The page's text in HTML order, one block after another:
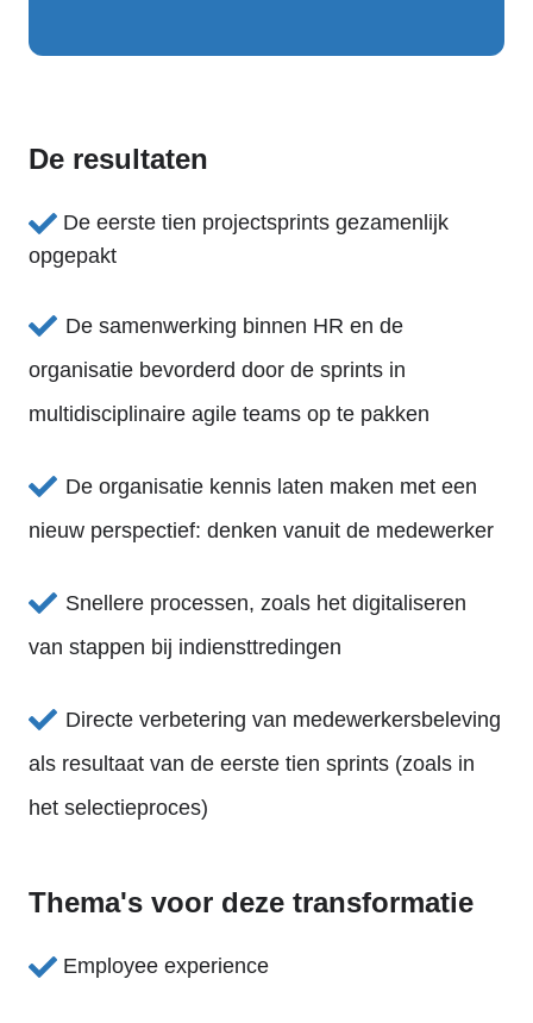
De resultaten
De eerste tien projectsprints gezamenlijk
opgepakt
De samenwerking binnen HR en de
organisatie bevorderd door de sprints in
multidisciplinaire agile teams op te pakken
De organisatie kennis laten maken met een
nieuw perspectief: denken vanuit de medewerker
Snellere processen, zoals het digitaliseren
van stappen bij indiensttredingen
Directe verbetering van medewerkersbeleving
als resultaat van de eerste tien sprints (zoals in
het selectieproces)
Thema's voor deze transformatie
Employee experience